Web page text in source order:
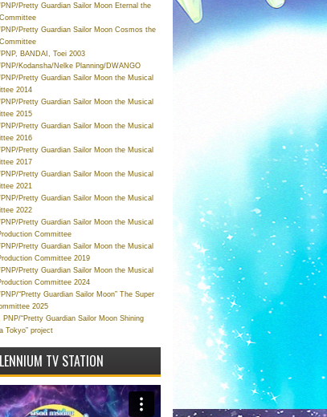
Pretty Guardian Sailor Moon Eternal the
Pretty Guardian Sailor Moon Cosmos the
BANDAI, Toei 2003
Kodansha/Nelke Planning/DWANGO
Pretty Guardian Sailor Moon the Musical
2014
Pretty Guardian Sailor Moon the Musical
2015
Pretty Guardian Sailor Moon the Musical
2016
Pretty Guardian Sailor Moon the Musical
2017
Pretty Guardian Sailor Moon the Musical
2021
Pretty Guardian Sailor Moon the Musical
2022
Pretty Guardian Sailor Moon the Musical
Committee
Pretty Guardian Sailor Moon the Musical
Committee 2019
Pretty Guardian Sailor Moon the Musical
Committee 2024
“Pretty Guardian Sailor Moon” The Super
2025
“Pretty Guardian Sailor Moon Shining
Tokyo” project
TV STATION